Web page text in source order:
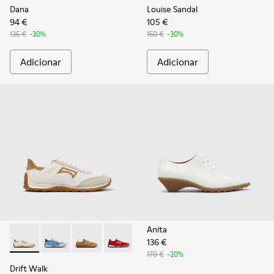
Dana
94 €
135 € -30%
Adicionar
Louise Sandal
105 €
150 € -30%
Adicionar
Drift Walk - K201886-001 - Ténis multicolor de têxtil e pele
Drift Walk - K201886-008
Drift Walk - K201886-006
Drift Walk - K201886-004
Drift Walk - K201886-003
Drift Walk
Anita
136 €
170 € -20%